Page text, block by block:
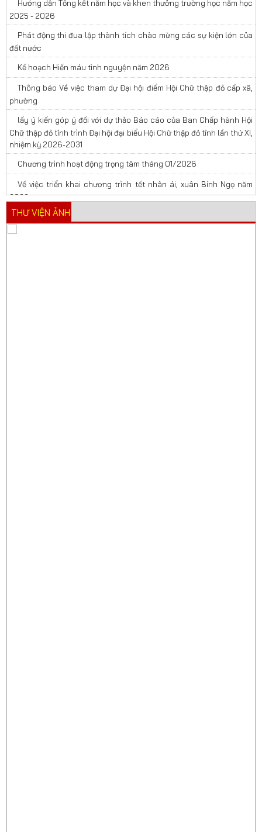
Hướng dẫn Tổng kết năm học và khen thưởng trường học năm học
2025 - 2026
Phát động thi đua lập thành tích chào mừng các sự kiện lớn của
đất nước
Kế hoạch Hiến máu tình nguyện năm 2026
Thông báo Về việc tham dự Đại hội điểm Hội Chữ thập đỏ cấp xã,
phường
lấy ý kiến góp ý đối với dự thảo Báo cáo của Ban Chấp hành Hội
Chữ thập đỏ tỉnh trình Đại hội đại biểu Hội Chữ thập đỏ tỉnh lần thứ XI,
nhiệm kỳ 2026-2031
Chương trình hoạt động trọng tâm tháng 01/2026
Về việc triển khai chương trình tết nhân ái, xuân Bính Ngọ năm
2026
THƯ VIỆN ẢNH